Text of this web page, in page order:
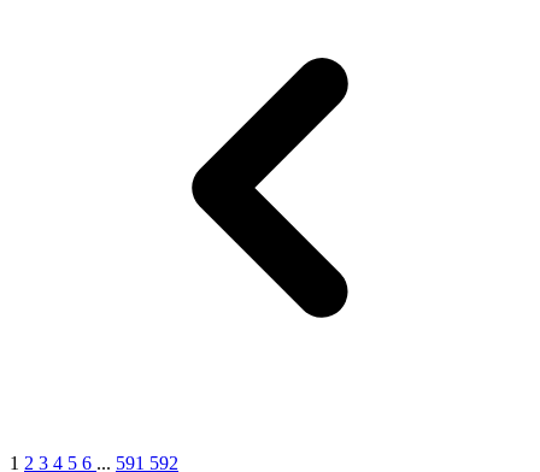
1 2 3 4 5 6 ... 591 592